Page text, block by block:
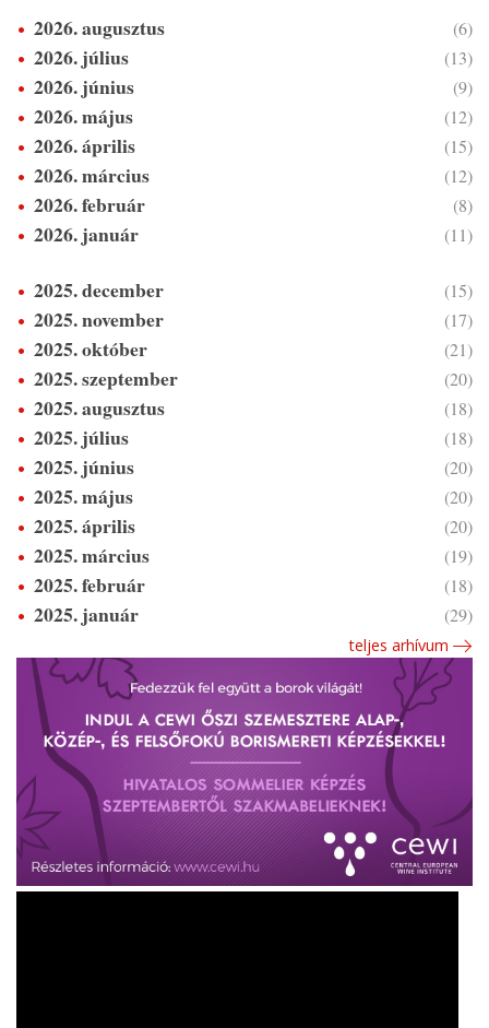
2026. augusztus (6)
2026. július (13)
2026. június (9)
2026. május (12)
2026. április (15)
2026. március (12)
2026. február (8)
2026. január (11)
2025. december (15)
2025. november (17)
2025. október (21)
2025. szeptember (20)
2025. augusztus (18)
2025. július (18)
2025. június (20)
2025. május (20)
2025. április (20)
2025. március (19)
2025. február (18)
2025. január (29)
teljes arhívum